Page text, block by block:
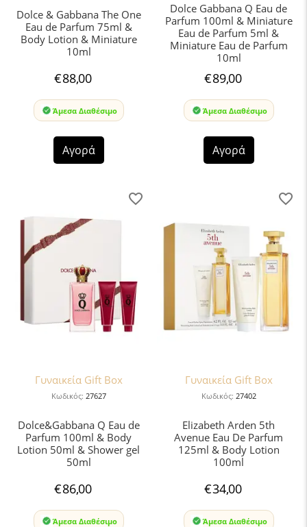
Dolce & Gabbana The One
Eau de Parfum 75ml &
Body Lotion & Miniature
10ml
€88,00
Άμεσα Διαθέσιμο
Αγορά
Dolce Gabbana Q Eau de
Parfum 100ml & Miniature
Eau de Parfum 5ml &
Miniature Eau de Parfum
10ml
€89,00
Άμεσα Διαθέσιμο
Αγορά
Γυναικεία Gift Box
Κωδικός: 27627
Dolce&Gabbana Q Eau de
Parfum 100ml & Body
Lotion 50ml & Shower gel
50ml
€86,00
Άμεσα Διαθέσιμο
Γυναικεία Gift Box
Κωδικός: 27402
Elizabeth Arden 5th
Avenue Eau De Parfum
125ml & Body Lotion
100ml
€34,00
Άμεσα Διαθέσιμο